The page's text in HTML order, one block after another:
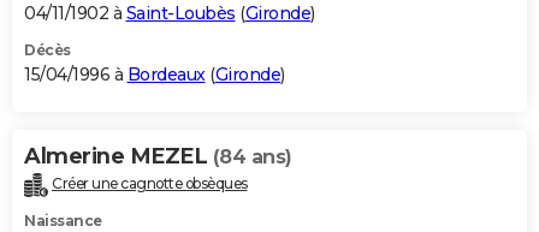
04/11/1902 à Saint-Loubès (Gironde)
Décès
15/04/1996 à Bordeaux(Gironde)
Almerine MEZEL (84 ans)
Créer une cagnotte obsèques
Naissance